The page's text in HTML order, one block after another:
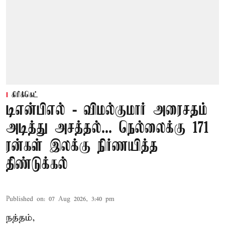
கிரிக்கெட்
டிஎன்பிஎல் - விமல்குமார் அரைசதம்
அடித்து அசத்தல்... நெல்லைக்கு 171
ரன்கள் இலக்கு நிர்ணயித்த
திண்டுக்கல்
Published on: 07 Aug 2026, 3:40 pm
நத்தம்,